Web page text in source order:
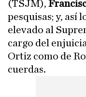
(TSJM),
pesquisas; y, así
elevado al
cargo del
Ortiz como de
cuerdas.